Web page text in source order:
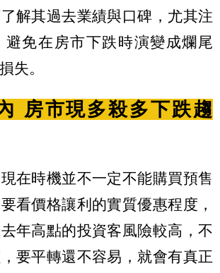
了解其過去業績與口碑，尤其注
避免在房市下跌時演變成爛尾
失。
房市現多殺多下跌趨
在時機並不一定不能購買預售
看價格讓利的實質優惠程度，
去年高點的投資客風險較高，不
要平轉還不容易，就會有真正